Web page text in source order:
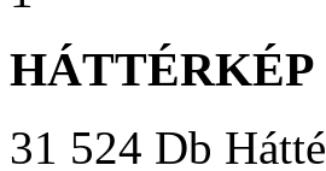
31 524 Db